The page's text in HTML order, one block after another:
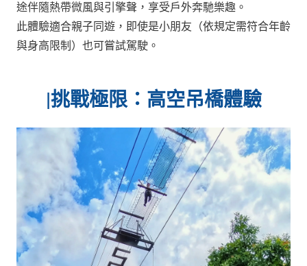
途伴隨熱帶微風與引擎聲，享受戶外奔馳樂趣。
此體驗適合親子同遊，即使是小朋友（依規定需符合年齡
與身高限制）也可嘗試駕駛。
|挑戰極限：高空吊橋體驗